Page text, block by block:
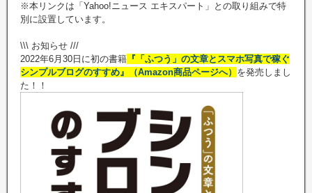
※本リンクは「Yahoo!ニュース エキスパート」との取り組みで特
別に設置しています。
\\\ お知らせ ///
2022年6月30日に初の書籍 『「ふつう」の文章とスマホ写真で稼ぐ
シンプルブログのすすめ』（Amazon商品ページへ） を発売しまし
た！！